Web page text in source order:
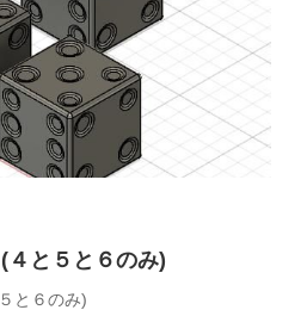
４と５と６のみ)
と６のみ)